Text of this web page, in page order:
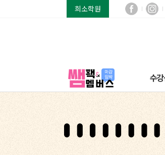
희소학원
수